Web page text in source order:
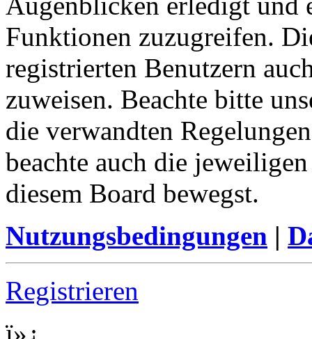
Funktionen zuzugreifen.
registrierten Benutzern
zuweisen. Beachte bitte
die verwandten
beachte auch die
diesem Board bewegst.
Nutzungsbedingungen |
Registrieren